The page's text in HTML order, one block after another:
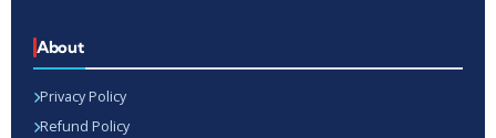
About
Privacy Policy
Refund Policy